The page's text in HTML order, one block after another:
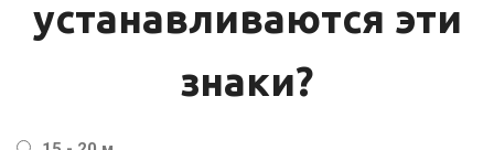
устанавливаются эти
знаки?